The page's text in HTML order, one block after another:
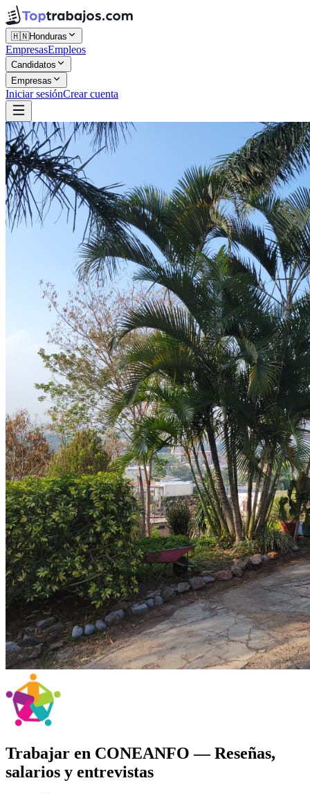
🇭🇳Honduras
EmpresasEmpleos
Candidatos
Empresas
Iniciar sesiónCrear cuenta
Trabajar en CONEANFO — Reseñas,
salarios y entrevistas